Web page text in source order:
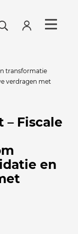
transformatie
verdragen met
– Fiscale
en